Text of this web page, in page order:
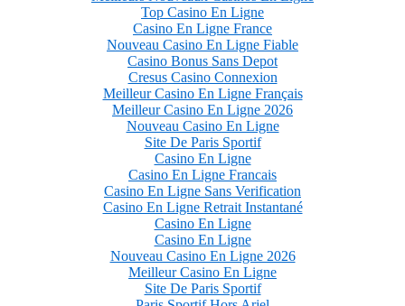
Top Casino En Ligne
Casino En Ligne France
Nouveau Casino En Ligne Fiable
Casino Bonus Sans Depot
Cresus Casino Connexion
Meilleur Casino En Ligne Français
Meilleur Casino En Ligne 2026
Nouveau Casino En Ligne
Site De Paris Sportif
Casino En Ligne
Casino En Ligne Francais
Casino En Ligne Sans Verification
Casino En Ligne Retrait Instantané
Casino En Ligne
Casino En Ligne
Nouveau Casino En Ligne 2026
Meilleur Casino En Ligne
Site De Paris Sportif